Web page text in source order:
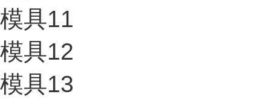
模具11
模具12
模具13